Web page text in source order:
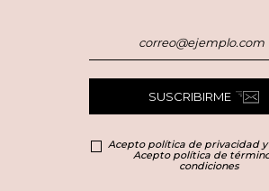
SUSCRIBIRME
Acepto política de privacidad y
Acepto política de
condiciones